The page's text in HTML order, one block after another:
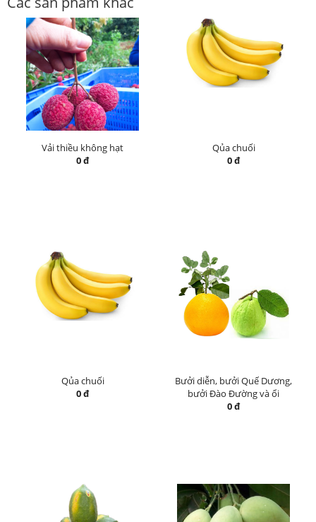
Vải thiều không hạt
0 đ
Qủa chuối
0 đ
Qủa chuối
0 đ
Bưởi diễn, bưởi Quế Dương,
bưởi Đào Đường và ổi
0 đ